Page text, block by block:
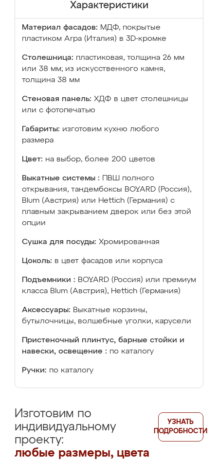
Характеристики
Материал фасадов: МДФ, покрытые
пластиком Arpa (Италия) в 3D-кромке
Столешница: пластиковая, толщина 26 мм
или 38 мм; из искусственного камня,
толщина 38 мм
Стеновая панель: ХДФ в цвет столешницы
или с фотопечатью
Габариты: изготовим кухню любого
размера
Цвет: на выбор, более 200 цветов
Выкатные системы :
ПВШ полного
открывания, тандембоксы BOYARD (Россия),
Blum (Австрия) или Hettich (Германия) с
плавным закрыванием дверок или без этой
опции
Сушка для посуды: Хромированная
Цоколь: в цвет фасадов или корпуса
Подъемники : BOYARD (Россия) или премиум
класса Blum (Австрия), Hettich (Германия)
Аксессуары: Выкатные корзины,
бутылочницы, волшебные уголки, карусели
Пристеночный плинтус, барные стойки и
навески, освещение : по каталогу
Ручки: по каталогу
Изготовим по
индивидуальному
проекту:
любые размеры, цвета
УЗНАТЬ
ПОДРОБНОСТИ